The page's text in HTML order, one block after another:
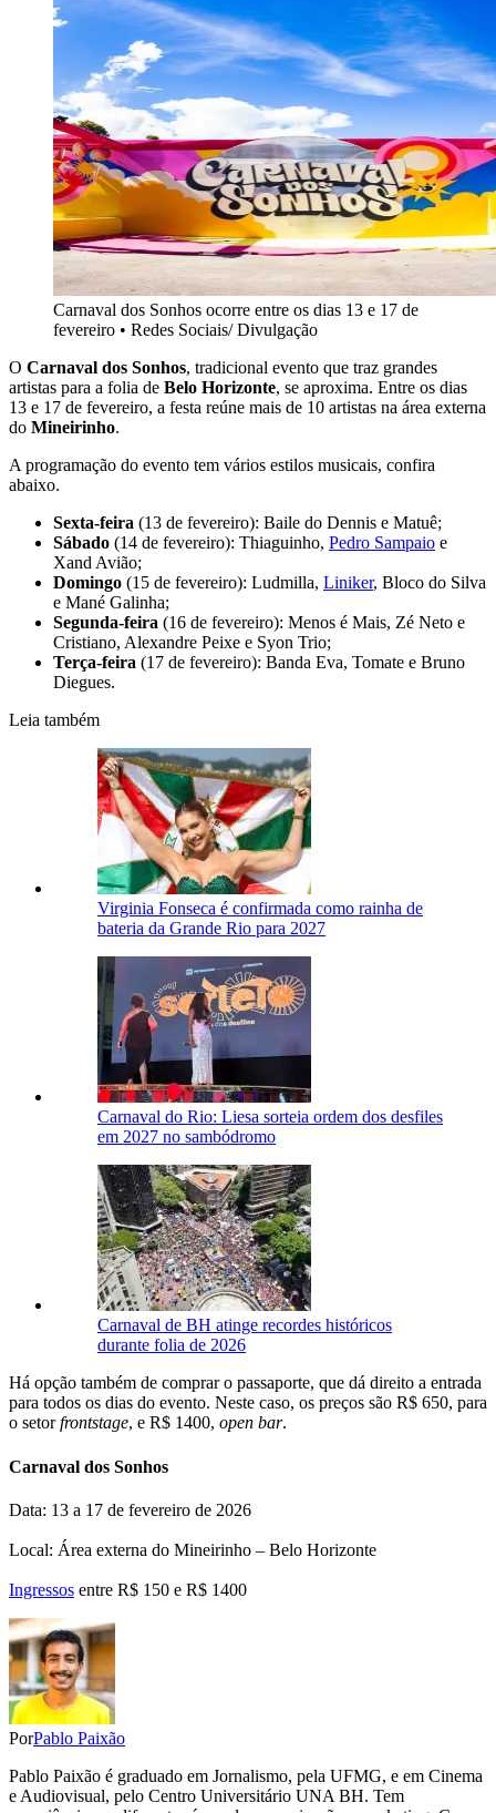
Carnaval dos Sonhos ocorre entre os dias 13 e 17 de
fevereiro • Redes Sociais/ Divulgação
O Carnaval dos Sonhos, tradicional evento que traz grandes
artistas para a folia de Belo Horizonte, se aproxima. Entre os dias
13 e 17 de fevereiro, a festa reúne mais de 10 artistas na área externa
do Mineirinho.
A programação do evento tem vários estilos musicais, confira
abaixo.
Sexta-feira (13 de fevereiro): Baile do Dennis e Matuê;
Sábado (14 de fevereiro): Thiaguinho, Pedro Sampaio e
Xand Avião;
Domingo (15 de fevereiro): Ludmilla, Liniker, Bloco do Silva
e Mané Galinha;
Segunda-feira (16 de fevereiro): Menos é Mais, Zé Neto e
Cristiano, Alexandre Peixe e Syon Trio;
Terça-feira (17 de fevereiro): Banda Eva, Tomate e Bruno
Diegues.
Leia também
Virginia Fonseca é confirmada como rainha de
bateria da Grande Rio para 2027
Carnaval do Rio: Liesa sorteia ordem dos desfiles
em 2027 no sambódromo
Carnaval de BH atinge recordes históricos
durante folia de 2026
Há opção também de comprar o passaporte, que dá direito a entrada
para todos os dias do evento. Neste caso, os preços são R$ 650, para
o setorfrontstage, e R$ 1400, open bar.
Carnaval dos Sonhos
Data: 13 a 17 de fevereiro de 2026
Local: Área externa do Mineirinho – Belo Horizonte
Ingressos entre R$ 150 e R$ 1400
PorPablo Paixão
Pablo Paixão é graduado em Jornalismo, pela UFMG, e em Cinema
e Audiovisual, pelo Centro Universitário UNA BH. Tem